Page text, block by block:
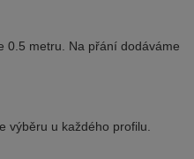
0.5 metru. Na přání dodáváme
výběru u každého profilu.